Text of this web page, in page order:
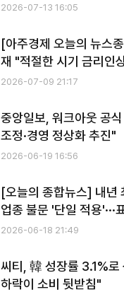
2026-07-13 16:05
[아주경제 오늘의 뉴스종합] 한
재 "적절한 시기 금리인
2026-07-09 21:17
중앙일보, 워크아웃 공
조정·경영 정상화 추진"
2026-06-19 16:56
[오늘의 종합뉴스] 내년 최저임금도
업종 불문 '단일 적용'···
적용 '부결' 外
2026-06-18 21:49
씨티, 韓 성장률 3.1%로
하락이 소비 뒷받침"